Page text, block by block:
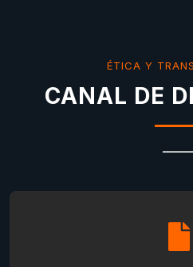
ÉTICA Y
CANAL DE